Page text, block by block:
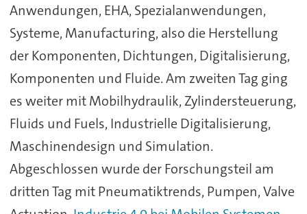
Anwendungen, EHA, Spezialanwendungen,
Systeme, Manufacturing, also die Herstellung
der Komponenten, Dichtungen, Digitalisierung,
Komponenten und Fluide. Am zweiten Tag ging
es weiter mit Mobilhydraulik, Zylindersteuerung,
Fluids und Fuels, Industrielle Digitalisierung,
Maschinendesign und Simulation.
Abgeschlossen wurde der Forschungsteil am
dritten Tag mit Pneumatiktrends, Pumpen, Valve